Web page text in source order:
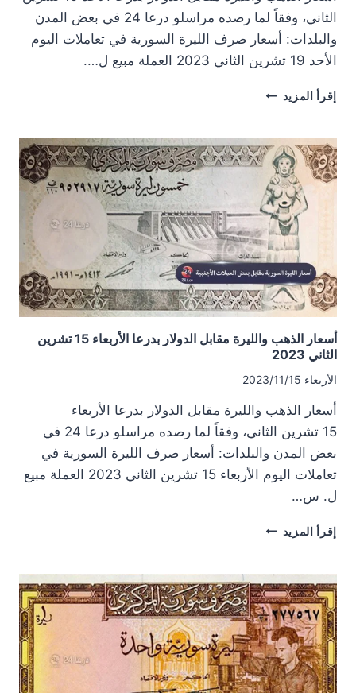
الثاني، وفقاً لما رصده مراسلو درعا 24 في بعض المدن
والبلدات: أسعار صرف الليرة السورية في تعاملات اليوم
الأحد 19 تشرين الثاني 2023 العملة مبيع ل….
إقرأ المزيد أسعار
مقابل
الدولار
بدرعا
الأحد
19
تشرين
الثاني
2023
أسعار الذهب والليرة مقابل الدولار بدرعا الأربعاء 15 تشرين
الثاني 2023
الأربعاء 2023/11/15
أسعار الذهب والليرة مقابل الدولار بدرعا الأربعاء
15 تشرين الثاني، وفقاً لما رصده مراسلو درعا 24 في
بعض المدن والبلدات: أسعار صرف الليرة السورية في
تعاملات اليوم الأربعاء 15 تشرين الثاني 2023 العملة مبيع
ل. س…
إقرأ المزيد أسعار
مقابل
الدولار
بدرعا
الأربعاء
15
تشرين
الثاني